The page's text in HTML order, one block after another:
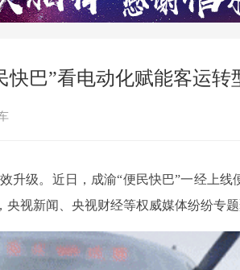
快巴”看电动化赋能客运转
升级。近日，成渝“便民快巴”一经上线
视新闻、央视财经等权威媒体纷纷专题